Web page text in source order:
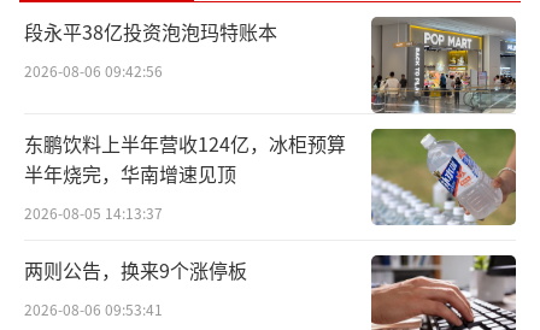
肺癌术后辅助适应症的一代EGFR-TKI。凭借突
出疗效、安全性及经济性等优势领跑市场，持
基石产品之外，贝达药业的新一代产品接
力成长，持续激活基本盘活力。三代EGFR-TKI
赛美纳（贝福替尼）凭借优异的PFS（无进展
生存期）数据，在一线、二线适应症纳入医保
后加速渗透市场，抢占更大市场份额。
段永平38亿投资泡泡玛特账本
2026-08-06 09:42:56
东鹏饮料上半年营收124亿，冰柜预算
半年烧完，华南增速见顶
2026-08-05 14:13:37
两则公告，换来9个涨停板
2026-08-06 09:53:41